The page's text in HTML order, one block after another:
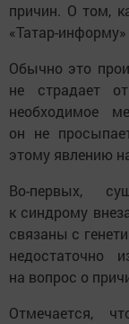
причин. О том,
«Татар-
Обычно это
не страдает
необходимое
он не
этому явлению
Во-первых,
к синдрому
связаны с
недостаточно
на вопрос о
Отмечается,